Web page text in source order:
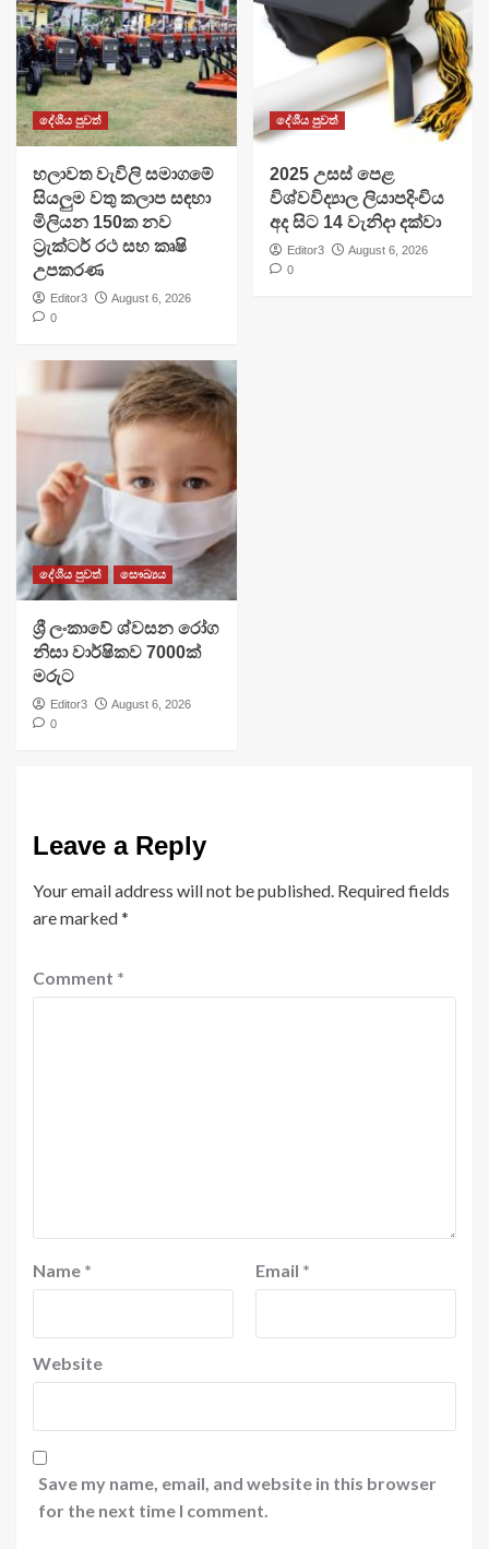
දේශීය පුවත්
හලාවත වැවිලි සමාගමේ
සියලුම වතු කලාප සඳහා
මිලියන 150ක නව
ට්‍රැක්ටර් රථ සහ කෘෂි
උපකරණ
Editor3
August 6, 2026
0
දේශීය පුවත්
​2025 උසස් පෙළ
විශ්වවිද්‍යාල ලියාපදිංචිය
අද සිට 14 වැනිදා දක්වා
Editor3
August 6, 2026
0
දේශීය පුවත් සෞඛ්‍යය
ශ්‍රී ලංකාවේ ශ්වසන රෝග
නිසා වාර්ෂිකව 7000ක්
මරුට
Editor3
August 6, 2026
0
Leave a Reply
Your email address will not be published. Required fields
are marked*
Comment *
Name * Email *
Website
Save my name, email, and website in this browser
for the next time I comment.